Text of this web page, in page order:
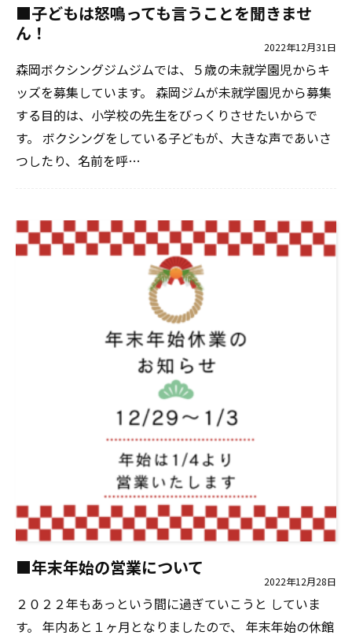
■子どもは怒鳴っても言うことを聞きませ
ん！
2022年12月31日
森岡ボクシングジムジムでは、５歳の未就学園児からキ
ッズを募集しています。 森岡ジムが未就学園児から募集
する目的は、小学校の先生をびっくりさせたいからで
す。 ボクシングをしている子どもが、大きな声であいさ
つしたり、名前を呼…
■年末年始の営業について
2022年12月28日
２０２２年もあっという間に過ぎていこうと していま
す。 年内あと１ヶ月となりましたので、 年末年始の休館